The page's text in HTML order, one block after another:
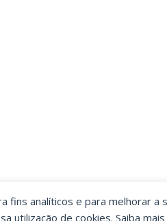
fins analíticos e para melhorar a
utilização de cookies. Saiba